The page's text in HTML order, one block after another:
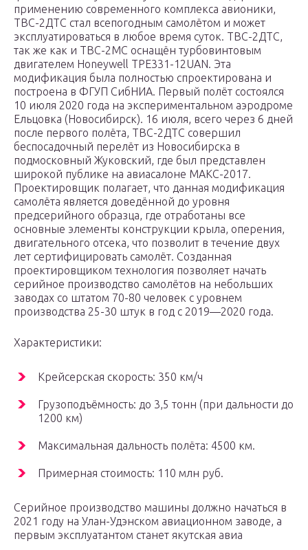
применению современного комплекса авионики,
ТВС-2ДТС стал всепогодным самолётом и может
эксплуатироваться в любое время суток. ТВС-2ДТС,
так же как и ТВС-2МС оснащён турбовинтовым
двигателем Honeywell TPE331-12UAN. Эта
модификация была полностью спроектирована и
построена в ФГУП СибНИА. Первый полёт состоялся
10 июля 2020 года на экспериментальном аэродроме
Ельцовка (Новосибирск). 16 июля, всего через 6 дней
после первого полёта, ТВС-2ДТС совершил
беспосадочный перелёт из Новосибирска в
подмосковный Жуковский, где был представлен
широкой публике на авиасалоне МАКС-2017.
Проектировщик полагает, что данная модификация
самолёта является доведённой до уровня
предсерийного образца, где отработаны все
основные элементы конструкции крыла, оперения,
двигательного отсека, что позволит в течение двух
лет сертифицировать самолёт. Созданная
проектировщиком технология позволяет начать
серийное производство самолётов на небольших
заводах со штатом 70-80 человек с уровнем
производства 25-30 штук в год с 2019—2020 года.
Характеристики:
Крейсерская скорость: 350 км/ч
Грузоподъёмность: до 3,5 тонн (при дальности до
1200 км)
Максимальная дальность полёта: 4500 км.
Примерная стоимость: 110 млн руб.
Серийное производство машины должно начаться в
2021 году на Улан-Удэнском авиационном заводе, а
первым эксплуатантом станет якутская авиа